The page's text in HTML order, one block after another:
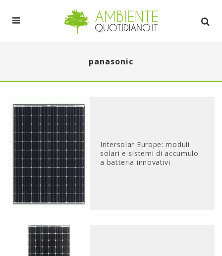
panasonic
Intersolar Europe: moduli
solari e sistemi di accumulo
a batteria innovativi